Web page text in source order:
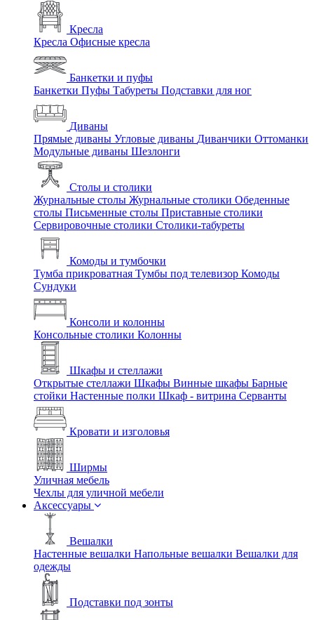
Кресла
Кресла Офисные кресла
Банкетки и пуфы
Банкетки Пуфы Табуреты Подставки для ног
Диваны
Прямые диваны Угловые диваны Диванчики Оттоманки
Модульные диваны Шезлонги
Столы и столики
Журнальные столы Журнальные столики Обеденные
столы Письменные столы Приставные столики
Сервировочные столики Столики-табуреты
Комоды и тумбочки
Тумба прикроватная Тумбы под телевизор Комоды
Сундуки
Консоли и колонны
Консольные столики Колонны
Шкафы и стеллажи
Открытые стеллажи Шкафы Винные шкафы Барные
стойки Настенные полки Шкаф - витрина Серванты
Кровати и изголовья
Ширмы
Уличная мебель
Чехлы для уличной мебели
Аксессуары
Вешалки
Настенные вешалки Напольные вешалки Вешалки для
одежды
Подставки под зонты